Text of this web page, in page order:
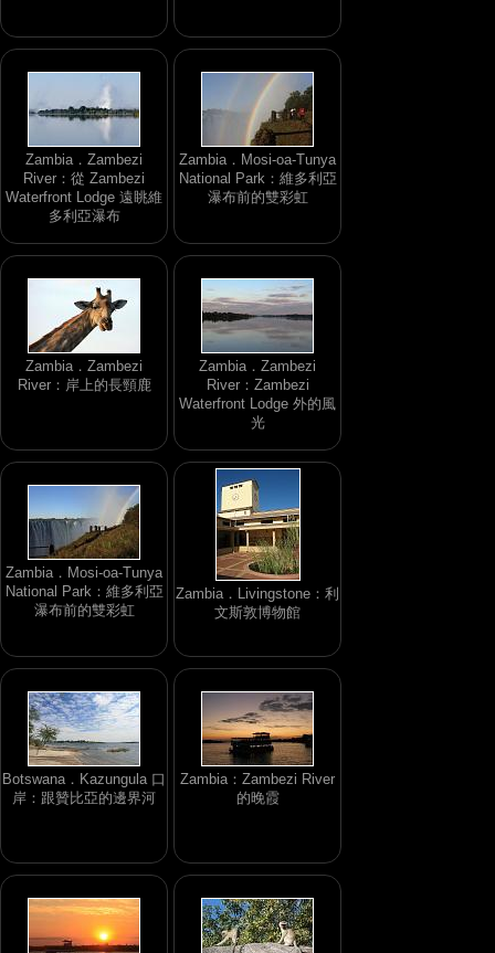
Zambia．Zambezi
River：從 Zambezi
Waterfront Lodge 遠眺維
多利亞瀑布
Zambia．Mosi-oa-Tunya
National Park：維多利亞
瀑布前的雙彩虹
Zambia．Zambezi
River：岸上的長頸鹿
Zambia．Zambezi
River：Zambezi
Waterfront Lodge 外的風
光
Zambia．Mosi-oa-Tunya
National Park：維多利亞
瀑布前的雙彩虹
Zambia．Livingstone：利
文斯敦博物館
Botswana．Kazungula 口
岸：跟贊比亞的邊界河
Zambia：Zambezi River
的晚霞